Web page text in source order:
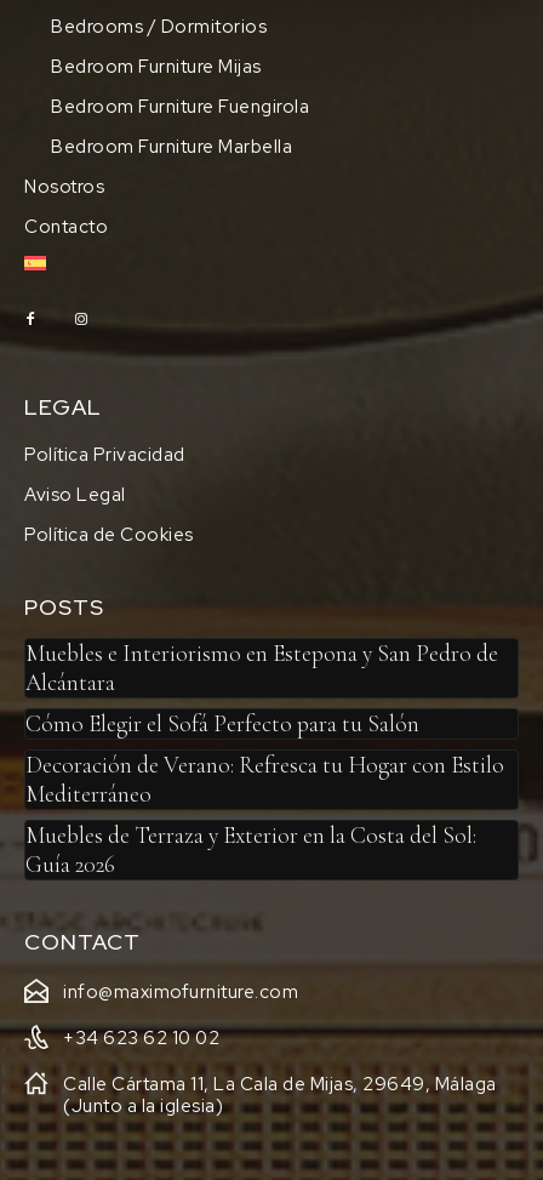
Bedrooms / Dormitorios
Bedroom Furniture Mijas
Bedroom Furniture Fuengirola
Bedroom Furniture Marbella
Nosotros
Contacto
LEGAL
Política Privacidad
Aviso Legal
Política de Cookies
POSTS
Muebles e Interiorismo en Estepona y San Pedro de
Alcántara
Cómo Elegir el Sofá Perfecto para tu Salón
Decoración de Verano: Refresca tu Hogar con Estilo
Mediterráneo
Muebles de Terraza y Exterior en la Costa del Sol:
Guía 2026
CONTACT
info@maximofurniture.com
+34 623 62 10 02
Calle Cártama 11, La Cala de Mijas, 29649, Málaga
(Junto a la iglesia)